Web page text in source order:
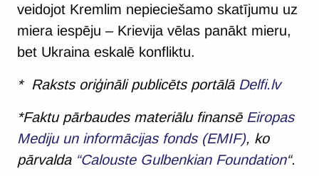
veidojot Kremlim nepieciešamo skatījumu uz
miera iespēju – Krievija vēlas panākt mieru,
bet Ukraina eskalē konfliktu.
* Raksts oriģināli publicēts portālā Delfi.lv
*Faktu pārbaudes materiālu finansē Eiropas
Mediju un informācijas fonds (EMIF), ko
pārvalda “Calouste Gulbenkian Foundation“.